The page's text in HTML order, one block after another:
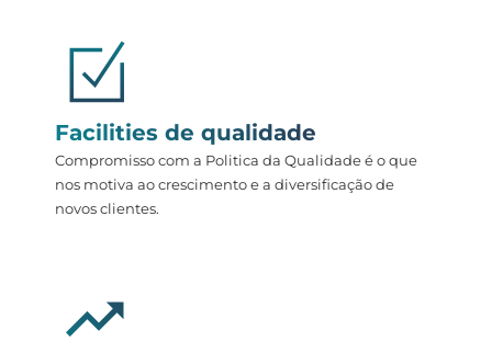
Facilities de qualidade
Compromisso com a Politica da Qualidade é o que
nos motiva ao crescimento e a diversificação de
novos clientes.